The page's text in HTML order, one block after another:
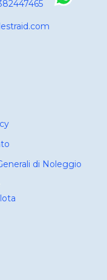
di Noleggio